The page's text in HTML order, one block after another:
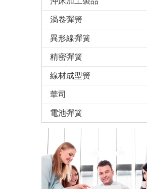
渦卷彈簧
異形線彈簧
精密彈簧
線材成型簧
華司
電池彈簧